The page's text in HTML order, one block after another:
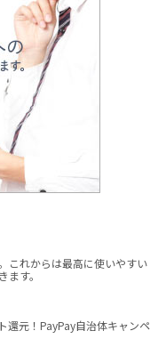
これからは最高に使いやすい
ます。
還元！PayPay自治体キャンペ